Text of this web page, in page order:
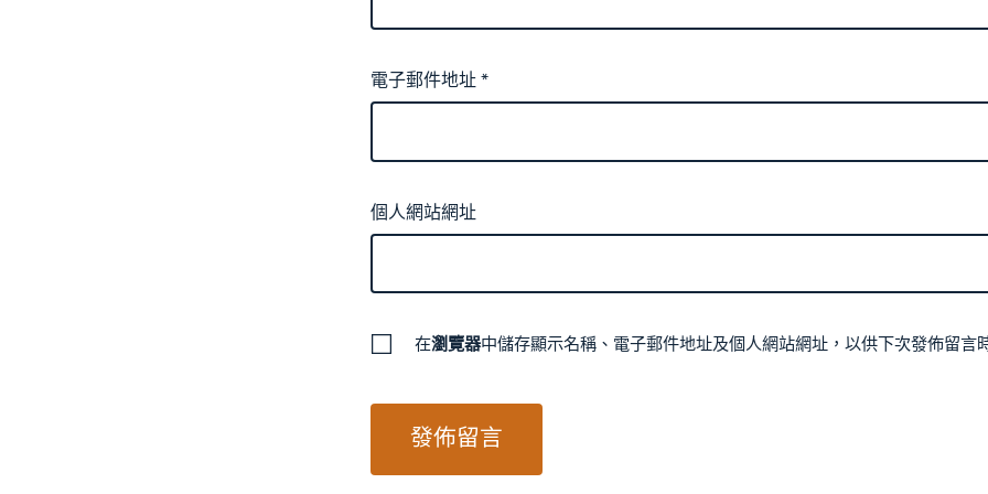
電子郵件地址*
個人網站網址
在瀏覽器中儲存顯示名稱、電子郵件地址及個人網站網址，以供下次發佈留言